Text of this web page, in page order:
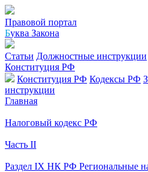
Правовой портал
Буква Закона
Статьи Должностные инструкции
Конституция РФ
Конституция РФ Кодексы РФ
инструкции
Главная
Налоговый кодекс РФ
Часть II
Раздел IX НК РФ Региональные